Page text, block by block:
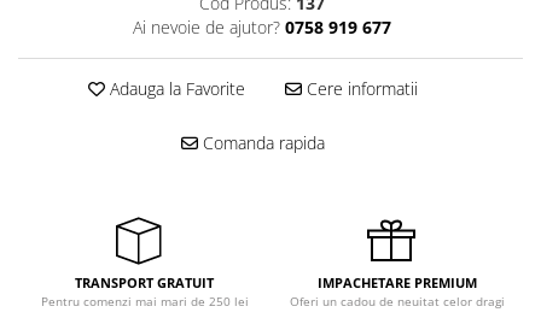
Ai nevoie de ajutor? 0758 919 677
Adauga la Favorite Cere informatii
Comanda rapida
TRANSPORT GRATUIT
Pentru comenzi mai mari de 250 lei
IMPACHETARE PREMIUM
Oferi un cadou de neuitat celor dragi